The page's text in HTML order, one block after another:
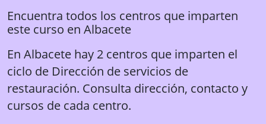
Encuentra todos los centros que imparten
este curso en Albacete
En Albacete hay 2 centros que imparten el
ciclo de Dirección de servicios de
restauración. Consulta dirección, contacto y
cursos de cada centro.